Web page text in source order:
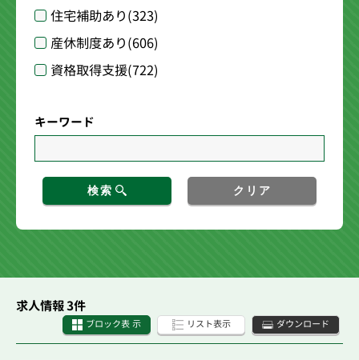
住宅補助あり(323)
産休制度あり(606)
資格取得支援(722)
キーワード
検索 クリア
求人情報 3件
ブロック表 示 リスト表示 ダウンロード